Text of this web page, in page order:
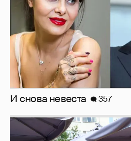
И снова невеста 357